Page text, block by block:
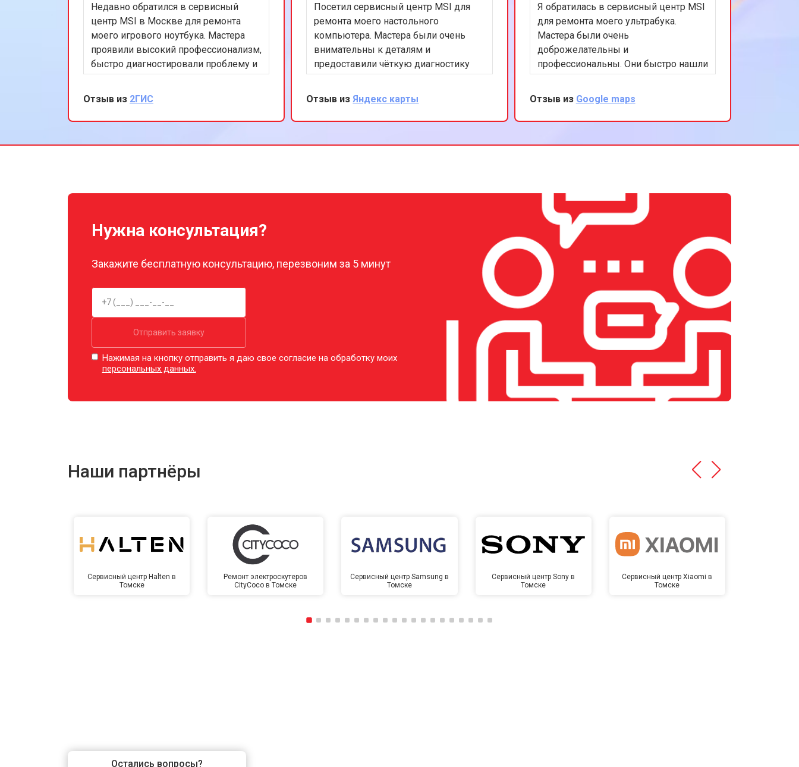
Недавно обратился в сервисный
центр MSI в Москве для ремонта
моего игрового ноутбука. Мастера
проявили высокий профессионализм,
быстро диагностировали проблему и
устранили её. Я особенно впечатлён
скоростью обслуживания и
качеством ремонта. Мой ноутбук
теперь работает безупречно. Спасибо
Отзыв из 2ГИС
Посетил сервисный центр MSI для
ремонта моего настольного
компьютера. Мастера были очень
внимательны к деталям и
предоставили чёткую диагностику
проблемы. Ремонт был выполнен
эффективно, и теперь мой ПК
работает как новый. Я доволен
качеством услуг и обязательно буду
друзьям.
Отзыв изЯндекс карты
Я обратилась в сервисный центр MSI
для ремонта моего ультрабука.
Мастера были очень
доброжелательны и
профессиональны. Они быстро нашли
и устранили проблему, а также
предоставили полезные советы по
уходу за устройством. Я очень
довольна результатом и качеством
помощь и поддержку!
Отзыв из Google maps
Нужна консультация?
Закажите бесплатную консультацию, перезвоним за 5 минут
Отправить заявку
Нажимая на кнопку отправить я даю свое согласие на обработку моих
персональных данных.
Наши партнёры
Сервисный центр Halten в
Томске
Ремонт электроскутеров
CityCoco в Томске
Сервисный центр Samsung в
Томске
Сервисный центр Sony в
Томске
Сервисный центр Xiaomi в
Томске
Остались вопросы?